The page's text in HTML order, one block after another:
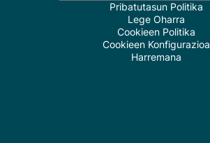
Pribatutasun Politika
Lege Oharra
Cookieen Politika
Cookieen Konfigurazioa
Harremana